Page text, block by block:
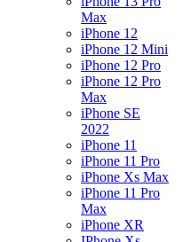
Max
iPhone 12
iPhone 12 Mini
iPhone 12 Pro
iPhone 12 Pro
Max
iPhone SE
2022
iPhone 11
iPhone 11 Pro
iPhone Xs Max
iPhone 11 Pro
Max
iPhone XR